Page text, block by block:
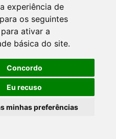
experiência de
os seguintes
para ativar a
básica do site.
Concordo
Eu recuso
minhas preferências